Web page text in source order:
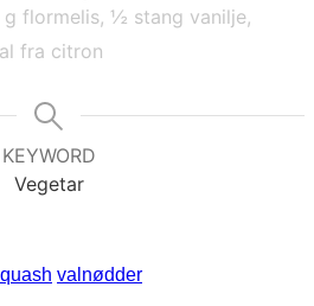
g flormelis, ½ stang vanilje,
fra citron
KEYWORD
Vegetar
valnødder